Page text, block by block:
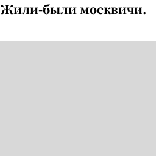
были москвичи.